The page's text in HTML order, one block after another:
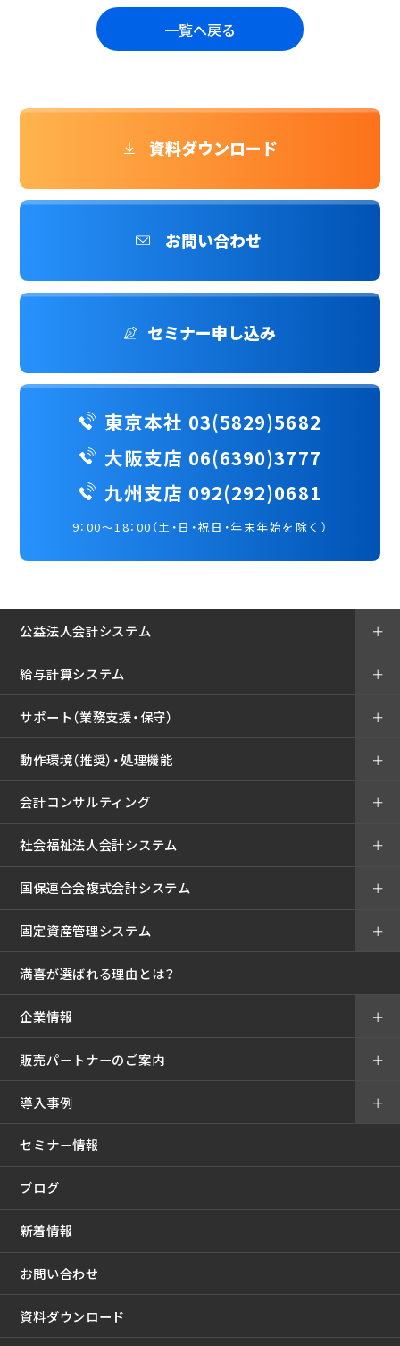
一覧へ戻る
資料ダウンロード
お問い合わせ
セミナー申し込み
東京本社 03(5829)5682
大阪支店 06(6390)3777
九州支店 092(292)0681
9：00～18：00（土・日・祝日・年末年始を除く）
公益法人会計システム ＋
給与計算システム ＋
サポート（業務支援・保守） ＋
動作環境（推奨）・処理機能 ＋
会計コンサルティング ＋
社会福祉法人会計システム ＋
国保連合会複式会計システム ＋
固定資産管理システム ＋
満喜が選ばれる理由とは？
企業情報 ＋
販売パートナーのご案内 ＋
導入事例
セミナー情報
＋
ブログ
新着情報
お問い合わせ
資料ダウンロード